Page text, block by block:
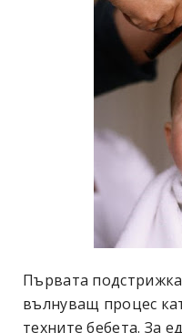
Първата
вълнуващ процес
техните бебета. За